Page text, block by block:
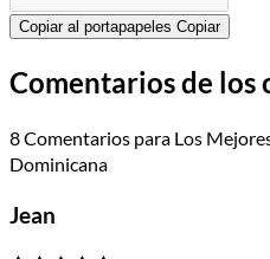
Copiar al portapapeles Copiar
Comentarios de los
8 Comentarios para Los
Dominicana
Jean